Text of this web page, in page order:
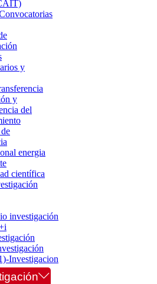
y
y
del
energia
científica
investigación
Investigacion